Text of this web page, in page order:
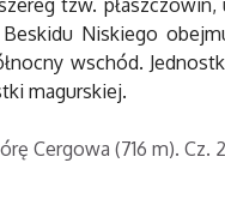
tzw.
Niskiego
wschód.
magurskiej.
Cergowa (716 m). Cz. 2